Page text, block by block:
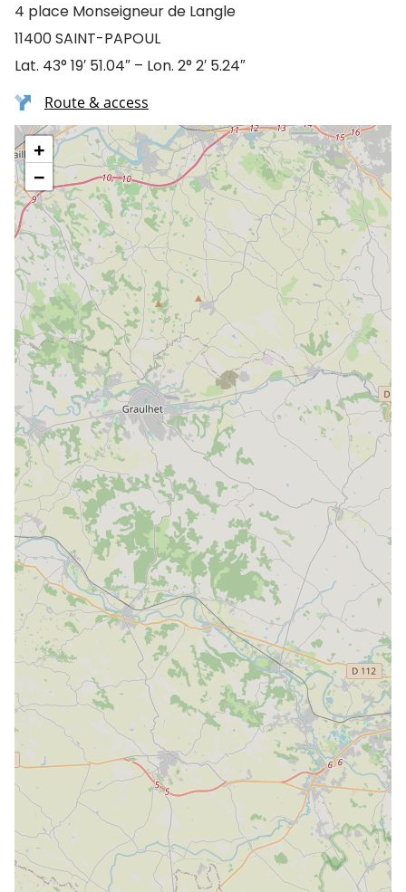
4 place Monseigneur de Langle
11400 SAINT-PAPOUL
Lat. 43° 19′ 51.04″ – Lon. 2° 2′ 5.24″
Route & access
+
−